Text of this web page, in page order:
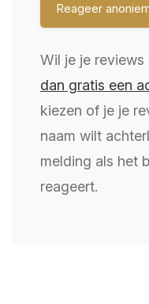
Wil je je reviews
dan gratis een
kiezen of je je
naam wilt
melding als het
reageert.